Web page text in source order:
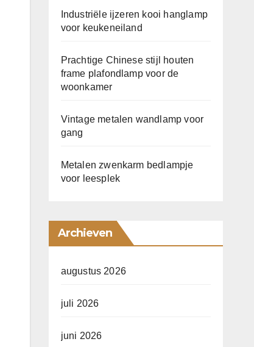
Industriële ijzeren kooi hanglamp
voor keukeneiland
Prachtige Chinese stijl houten
frame plafondlamp voor de
woonkamer
Vintage metalen wandlamp voor
gang
Metalen zwenkarm bedlampje
voor leesplek
Archieven
augustus 2026
juli 2026
juni 2026